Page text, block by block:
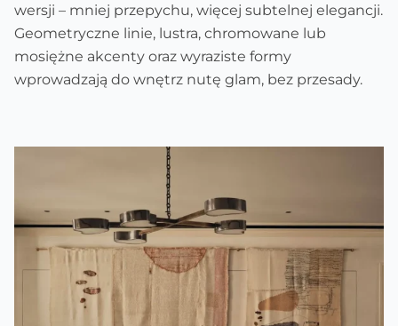
wersji – mniej przepychu, więcej subtelnej elegancji.
Geometryczne linie, lustra, chromowane lub
mosiężne akcenty oraz wyraziste formy
wprowadzają do wnętrz nutę glam, bez przesady.